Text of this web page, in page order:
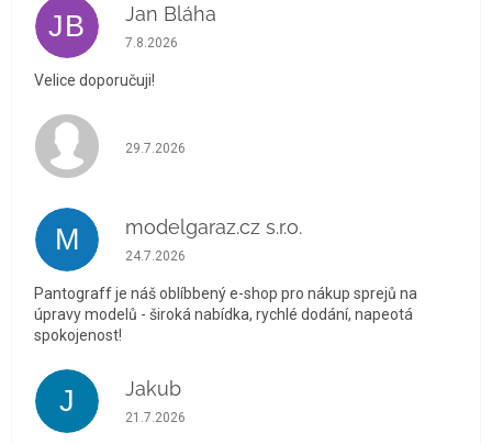
JB Jan Bláha
Hodnocení obchodu je 5 z 5 hvězdiček.
7.8.2026
Velice doporučuji!
Hodnocení obchodu je 5 z 5 hvězdiček.
29.7.2026
M modelgaraz.cz s.r.o.
Hodnocení obchodu je 5 z 5 hvězdiček.
24.7.2026
Pantograff je náš oblíbbený e-shop pro nákup sprejů na
úpravy modelů - široká nabídka, rychlé dodání, napeotá
spokojenost!
J Jakub
Hodnocení obchodu je 5 z 5 hvězdiček.
21.7.2026